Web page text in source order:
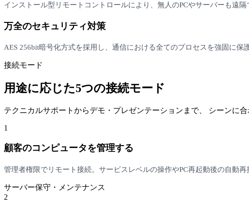
インストール型リモートコントロールにより、無人のPCやサーバーも遠
万全のセキュリティ対策
AES 256bit暗号化方式を採用し、通信における全てのプロセスを強固に
接続モード
用途に応じた5つの接続モード
テクニカルサポートからデモ・プレゼンテーションまで、 シーンに
1
顧客のコンピュータを管理する
管理者権限でリモート接続。サービスレベルの操作やPC再起動後の自動再
サーバー保守・メンテナンス
2